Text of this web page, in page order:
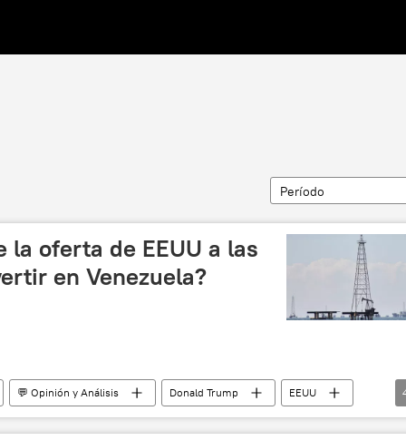
Período
la oferta de EEUU a las
en Venezuela?
💬 Opinión y Análisis Donald Trump
EEUU
Chevron 📈 Mercados y finanzas